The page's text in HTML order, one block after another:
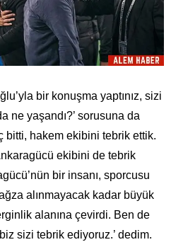
bir konuşma yaptınız, sizi
ne yaşandı?’ sorusuna da
bitti, hakem ekibini tebrik ettik.
ekibini de tebrik
bir insanı, sporcusu
alınmayacak kadar büyük
alanına çevirdi. Ben de
sizi tebrik ediyoruz.’ dedim.